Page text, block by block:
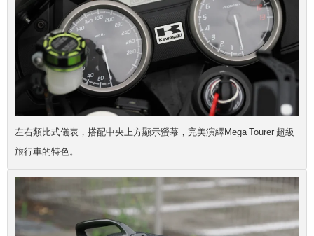
左右類比式儀表，搭配中央上方顯示螢幕，完美演繹Mega Tourer 超級
旅行車的特色。